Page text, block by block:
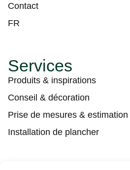
Contact
FR
Services
Produits & inspirations
Conseil & décoration
Prise de mesures & estimation
Installation de plancher